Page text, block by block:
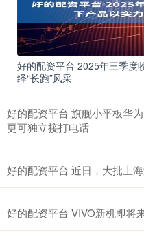
好的配资平台 2025年三季度
绎“长跑”风采
好的配资平台 旗舰小平板华
更可独立接打电话
好的配资平台 近日，大批上
好的配资平台 VIVO新机即将